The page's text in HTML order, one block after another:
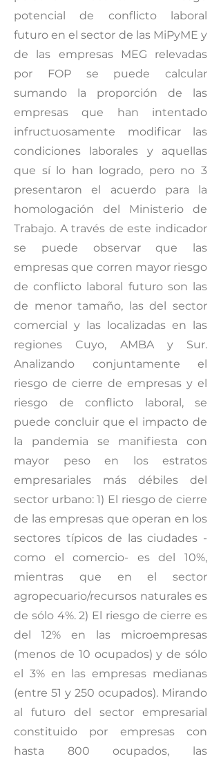
potencial de conflicto laboral
futuro en el sector de las MiPyME y
de las empresas MEG relevadas
por FOP se puede calcular
sumando la proporción de las
empresas que han intentado
infructuosamente modificar las
condiciones laborales y aquellas
que sí lo han logrado, pero no 3
presentaron el acuerdo para la
homologación del Ministerio de
Trabajo. A través de este indicador
se puede observar que las
empresas que corren mayor riesgo
de conflicto laboral futuro son las
de menor tamaño, las del sector
comercial y las localizadas en las
regiones Cuyo, AMBA y Sur.
Analizando conjuntamente el
riesgo de cierre de empresas y el
riesgo de conflicto laboral, se
puede concluir que el impacto de
la pandemia se manifiesta con
mayor peso en los estratos
empresariales más débiles del
sector urbano: 1) El riesgo de cierre
de las empresas que operan en los
sectores típicos de las ciudades -
como el comercio- es del 10%,
mientras que en el sector
agropecuario/recursos naturales es
de sólo 4%. 2) El riesgo de cierre es
del 12% en las microempresas
(menos de 10 ocupados) y de sólo
el 3% en las empresas medianas
(entre 51 y 250 ocupados). Mirando
al futuro del sector empresarial
constituido por empresas con
hasta 800 ocupados, las